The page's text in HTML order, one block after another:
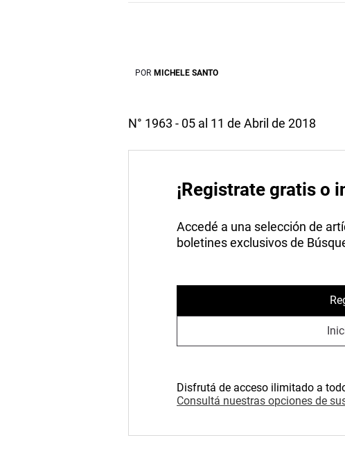
POR MICHELE SANTO
N° 1963 - 05 al 11 de Abril de 2018
¡Registrate gratis o
Accedé a una selección de
boletines exclusivos de
Disfrutá de acceso ilimitado a
Consultá nuestras opciones de